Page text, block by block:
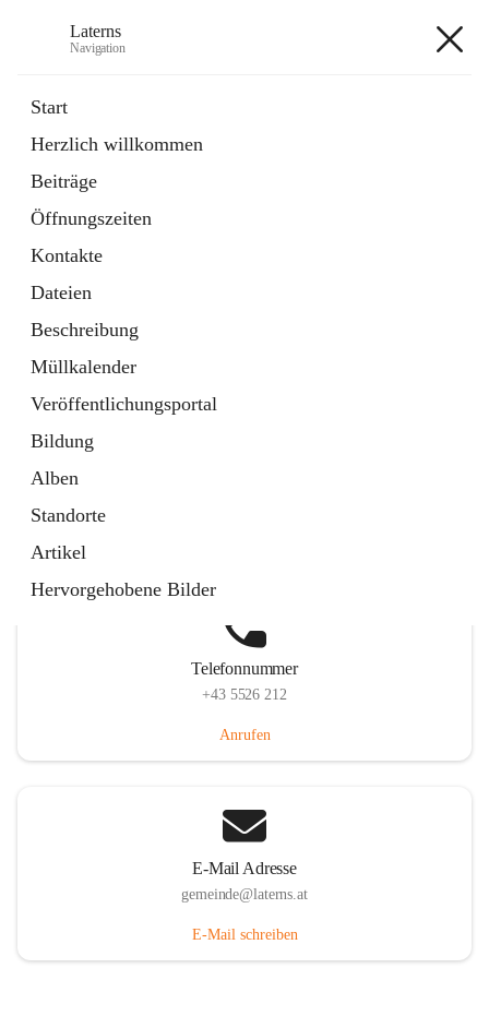
Laterns
Navigation
Start
Herzlich willkommen
Beiträge
Öffnungszeiten
Kontakte
Dateien
Beschreibung
Müllkalender
Veröffentlichungsportal
Bildung
Alben
Standorte
Artikel
Hervorgehobene Bilder
11 Schnellzugriffe
Soziales
1 Schnellzugriff
Telefonnummer
+43 5526 212
Anrufen
E-Mail Adresse
gemeinde@laterns.at
E-Mail schreiben